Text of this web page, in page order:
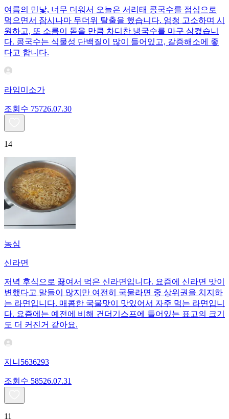
여름의 민낯, 너무 더워서 오늘은 서리태 콩국수를 점심으로
먹으면서 잠시나마 무더위 탈출을 했습니다. 엄청 고소하며 시
원하고, 또 소름이 돋을 만큼 차디찬 냉국수를 마구 삼켰습니
다. 콩국수는 식물성 단백질이 많이 들어있고, 갈증해소에 좋
다고 합니다.
라임미소가
조회수 75726.07.30
14
농심
신라면
저녁 후식으로 끓여서 먹은 신라면입니다. 요즘에 신라면 맛이
변했다고 말들이 많지만 여전히 국물라면 중 상위권을 치지하
는 라면입니다. 매콤한 국물맛이 맛있어서 자주 먹는 라면입니
다. 요즘에는 예전에 비해 건더기스프에 들어있는 표고의 크기
도 더 커진거 같아요.
지니5636293
조회수 58526.07.31
11